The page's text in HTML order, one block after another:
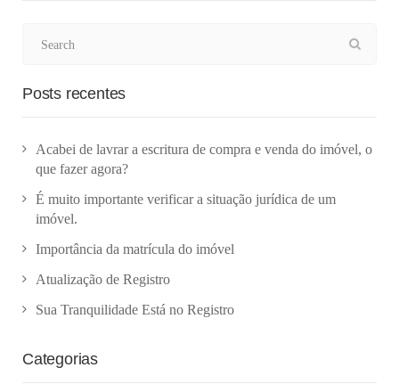
Posts recentes
Acabei de lavrar a escritura de compra e venda do imóvel, o
que fazer agora?
É muito importante verificar a situação jurídica de um
imóvel.
Importância da matrícula do imóvel
Atualização de Registro
Sua Tranquilidade Está no Registro
Categorias